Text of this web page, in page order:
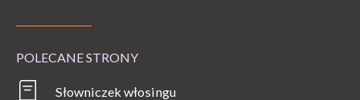
POLECANE STRONY
Słowniczek włosingu